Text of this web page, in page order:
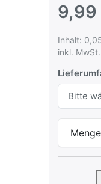
9,99
Inhalt:
inkl.